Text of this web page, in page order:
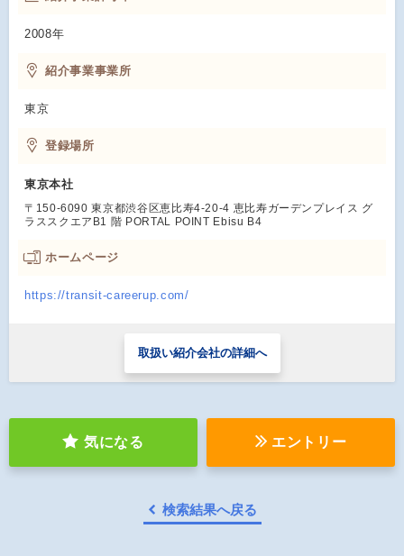
2008年
紹介事業事業所
東京
登録場所
東京本社
〒150-6090 東京都渋谷区恵比寿4-20-4 恵比寿ガーデンプレイス グ
ラススクエアB1 階 PORTAL POINT Ebisu B4
ホームページ
https://transit-careerup.com/
取扱い紹介会社の詳細へ
気になる エントリー
検索結果へ戻る